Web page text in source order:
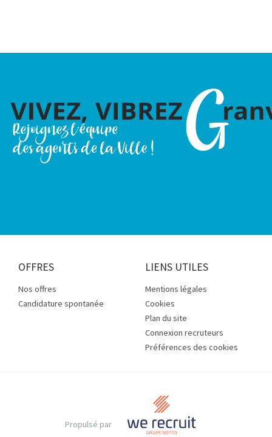
OFFRES
Nos offres
Candidature spontanée
LIENS UTILES
Mentions légales
Cookies
Plan du site
Connexion recruteurs
Préférences des cookies
Propulsé par